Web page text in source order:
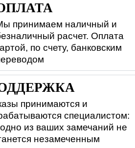
принимаем наличный и
расчет. Оплата
по счету, банковским
принимаются и
специалистом:
из ваших замечаний не
незамеченным